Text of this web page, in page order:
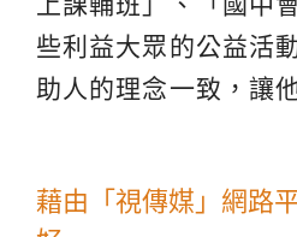
些利益大眾的公益活
助人的理念一致，讓
藉由「視傳媒」網路